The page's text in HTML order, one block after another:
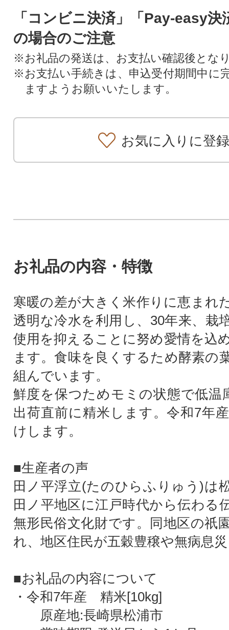
「コンビニ決済」「Pay-easy決
の場合のご注意
※お礼品の発送は、お支払い確認後とな
※お支払い手続きは、申込受付期間中に
ますようお願いいたします。
お気に入りに登録
お礼品の内容・特徴
寒暖の差が大きく米作りに恵まれ
透明な冷水を利用し、30年来、栽
使用を抑えることに努め愛情を込
ます。食味を良くするため酵素の
組んでいます。
鮮度を保つためモミの状態で低
出荷直前に精米します。令和7年
けします。
■生産者の声
田ノ平浮立(たのひらふりゅう)は
田ノ平地区に江戸時代から伝わる
無形民俗文化財です。同地区の祇
れ、地区住民が五穀豊穣や無病息
■お礼品の内容について
・令和7年産 精米[10kg]
原産地:長崎県松浦市